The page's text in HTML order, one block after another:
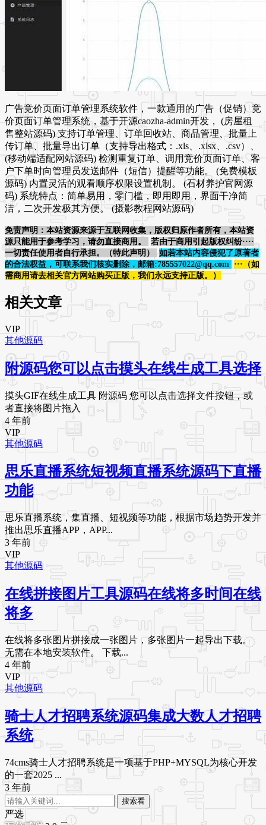
广告竞价页面订单管理系统软件，一款通用的广告（促销）竞
价页面订单管理系统，基于开源caozha-admin开发， (房屋租
售整站源码) 支持订单管理、订单回收站、商品管理、批量上
传订单、批量导出订单（支持导出格式：.xls、.xlsx、.csv）、
(移动端适配网站源码) 检测重复订单、调用竞价页面订单、客
户下单时向管理员发送邮件（短信）提醒等功能。 (免费模板
源码) 内置灵活的观看顺序权限设置机制。 (石材养护官网源
码) 系统特点：简单易用，零门槛，即用即用，界面干净简
洁，二次开发极其方便。 (摄影教程网站源码)
免责声明：本站资源来源于互联网收集，版权归原作者所有，本站资
源只能用于参考学习，请勿直接商用。
若由于商用引起版权纠纷····
一切责任使用者自行承担。（特此声明）
如若本站内容侵犯了原著者
的合法权益，可联系我们核实删除，邮箱:785557022@qq.com
···（如
需商用请去相关官方网站购买正版，我们永远支持正版。）
相关文章
VIP
其他源码
附源码您可以点击摸头在线生成工具选择
摸头GIF在线生成工具 附源码 您可以点击选择文件按钮，或
者直接将图片拖入
4 年前
VIP
其他源码
思乐直播系统短视频直播系统源码下直播
功能
思乐直播系统，集直播、短视频等功能，根据市场趋势开发并
推出思乐直播APP，APP...
3 年前
VIP
其他源码
在线拼接图片工具源码在线将多时间在线
将多
在线将多张图片拼接成一张图片，多张图片一起导出下载。
无需在本地安装软件。 下载...
4 年前
VIP
其他源码
骑士人才招聘系统源码集成大数人才招聘
系统
74cms骑士人才招聘系统是一项基于PHP+MYSQL为核心开发
的一套2025 ...
3 年前
搜索看
严选